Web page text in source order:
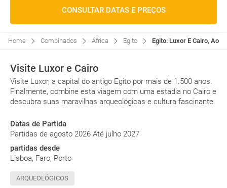
CONSULTAR DATAS E PREÇOS
Home Combinados África Egito Egito: Luxor E Cairo, Ao
Visite Luxor e Cairo
Visite Luxor, a capital do antigo Egito por mais de 1.500 anos.
Finalmente, combine esta viagem com uma estadia no Cairo e
descubra suas maravilhas arqueológicas e cultura fascinante.
Datas de Partida
Partidas de agosto 2026 Até julho 2027
partidas desde
Lisboa, Faro, Porto
ARQUEOLÓGICOS